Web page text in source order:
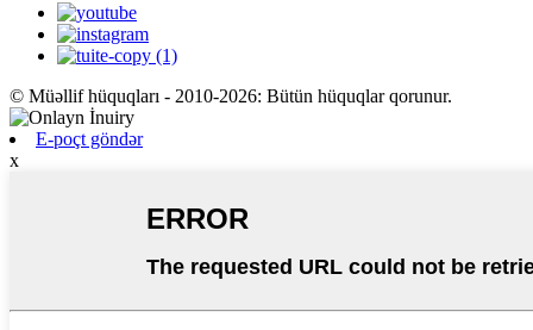
© Müəllif hüquqları - 2010-2026: Bütün hüquqlar qorunur.
E-poçt göndər
x